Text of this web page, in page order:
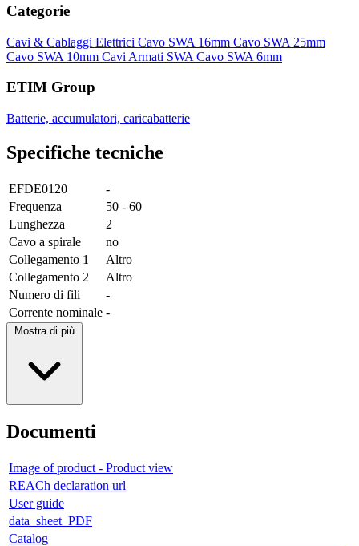
Categorie
Cavi & Cablaggi Elettrici Cavo SWA 16mm Cavo SWA 25mm
Cavo SWA 10mm Cavi Armati SWA Cavo SWA 6mm
ETIM Group
Batterie, accumulatori, caricabatterie
Specifiche tecniche
EFDE0120
-
Frequenza
50 - 60
Lunghezza
2
Cavo a spirale
no
Collegamento 1
Altro
Collegamento 2
Altro
Numero di fili
-
Corrente nominale -
Mostra di più
Documenti
Image of product - Product view
REACh declaration url
User guide
data_sheet_PDF
Catalog